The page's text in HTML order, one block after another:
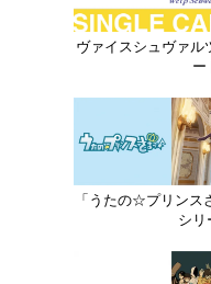
ヴァイスシュヴァル
ー
「うたの☆プリンス
シリ